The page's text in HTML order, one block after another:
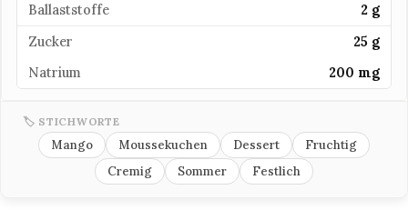
Ballaststoffe
2 g
Zucker
25 g
Natrium
200 mg
🏷 STICHWORTE
Mango Moussekuchen Dessert
Fruchtig
Cremig
Sommer Festlich